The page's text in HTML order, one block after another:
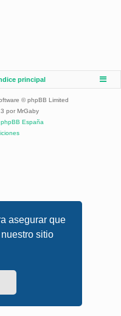
asegurar que
sitio
principal
© phpBB Limited
por MrGaby
phpBB España